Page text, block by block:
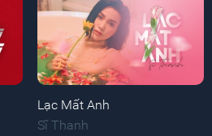
Lạc Mất Anh
Sĩ Thanh